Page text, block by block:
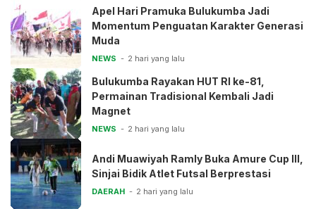
Apel Hari Pramuka Bulukumba Jadi
Momentum Penguatan Karakter Generasi
Muda
NEWS 2 hari yang lalu
Bulukumba Rayakan HUT RI ke-81,
Permainan Tradisional Kembali Jadi
Magnet
NEWS 2 hari yang lalu
Andi Muawiyah Ramly Buka Amure Cup III,
Sinjai Bidik Atlet Futsal Berprestasi
DAERAH 2 hari yang lalu